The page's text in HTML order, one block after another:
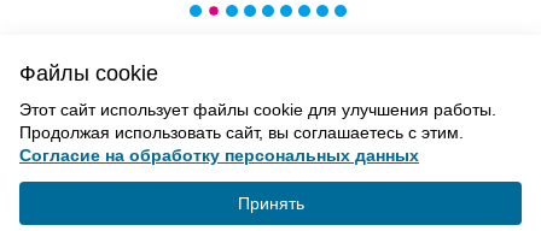
ВВЕРХ
Файлы cookie
Этот сайт использует файлы cookie для улучшения работы.
Продолжая использовать сайт, вы соглашаетесь с этим.
Согласие на обработку персональных данных
Принять